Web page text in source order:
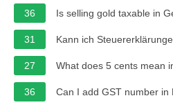
36 Is selling gold taxable in
31 Kann ich
27 What does 5 cents mean
36 Can I add GST number